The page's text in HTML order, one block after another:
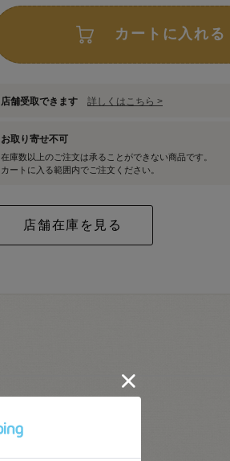
カートに入れる
店舗受取できます 詳しくはこちら >
お取り寄せ不可
在庫数以上のご注文は承ることができない商品です。
カートに入る範囲内でご注文ください。